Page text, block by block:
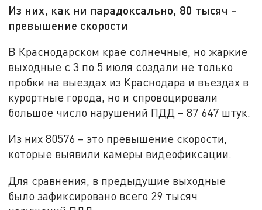
Из них, как ни парадоксально, 80 тысяч –
превышение скорости
В Краснодарском крае солнечные, но жаркие
выходные с 3 по 5 июля создали не только
пробки на выездах из Краснодара и въездах в
курортные города, но и спровоцировали
большое число нарушений ПДД – 87 647 штук.
Из них 80576 – это превышение скорости,
которые выявили камеры видеофиксации.
Для сравнения, в предыдущие выходные
было зафиксировано всего 29 тысяч